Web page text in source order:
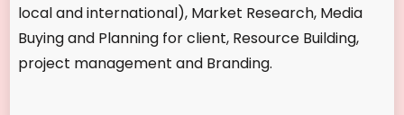
local and international), Market Research, Media
Buying and Planning for client, Resource Building,
project management and Branding.